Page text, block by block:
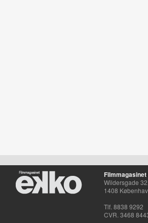
Wildersgade
1408
Tlf. 8838 9292
CVR. 3468